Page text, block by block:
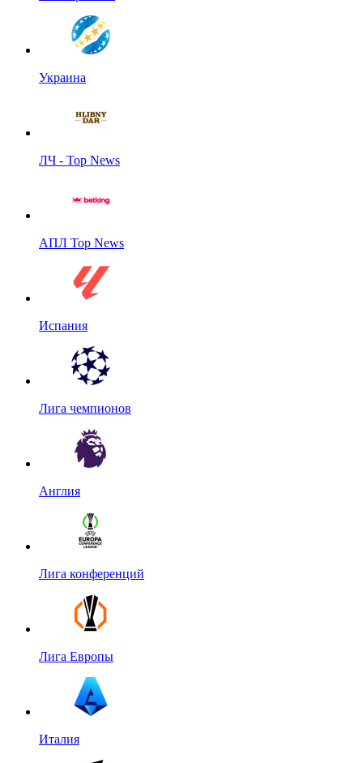
Украина
ЛЧ - Top News
АПЛ Top News
Испания
Лига чемпионов
Англия
Лига конференций
Лига Европы
Италия